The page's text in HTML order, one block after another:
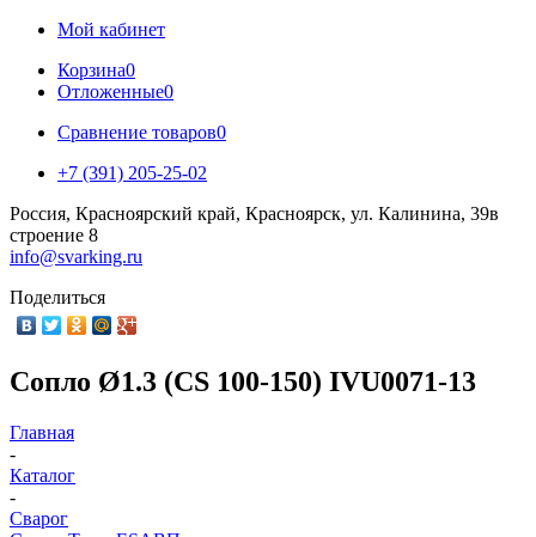
Мой кабинет
Корзина0
Отложенные0
Сравнение товаров0
+7 (391) 205-25-02
Россия, Красноярский край, Красноярск, ул. Калинина, 39в
строение 8
info@svarking.ru
Поделиться
Сопло Ø1.3 (CS 100-150) IVU0071-13
Главная
-
Каталог
-
Сварог